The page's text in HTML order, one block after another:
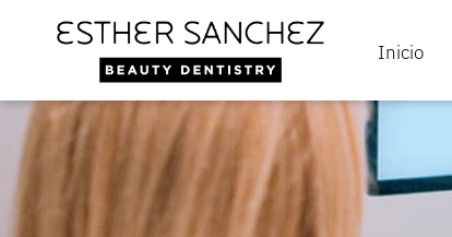
Inicio